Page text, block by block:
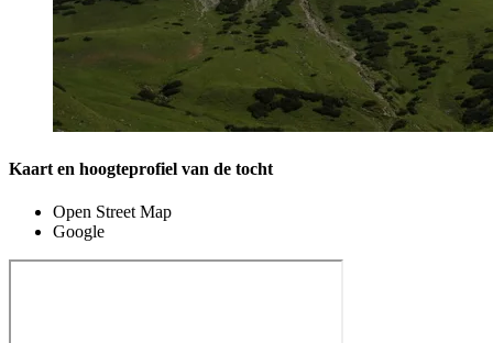
Kaart en hoogteprofiel van de tocht
Open Street Map
Google